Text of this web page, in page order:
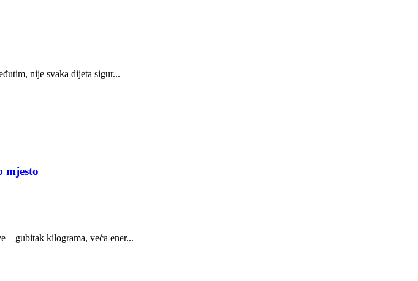
nije svaka dijeta sigur...
mjesto
– gubitak kilograma, veća ener...